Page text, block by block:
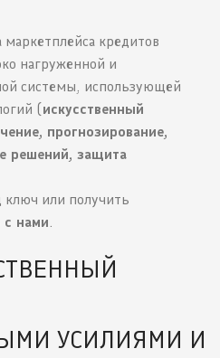
маркетплейса кредитов
нагруженной и
системы, использующей
(искусственный
прогнозирование,
решений, защита
ключ или получить
с нами.
УСИЛИЯМИ И